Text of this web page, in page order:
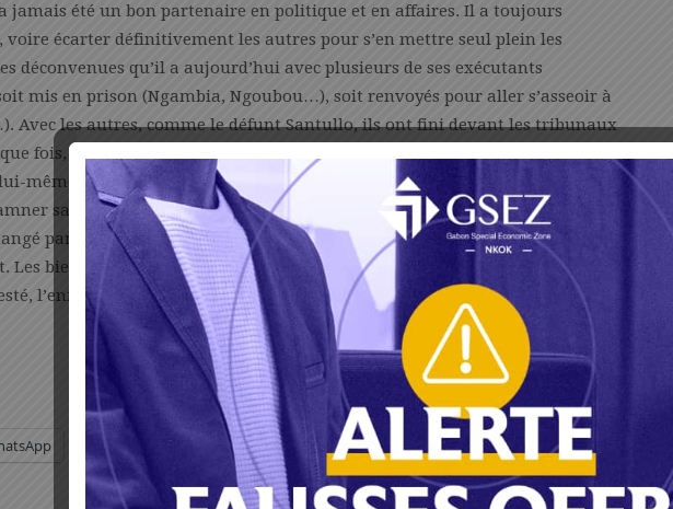
jamais été un bon partenaire en politique et en affaires. Il a toujours
écarter définitivement les autres pour s’en mettre seul plein les
déconvenues qu’il a aujourd’hui avec plusieurs de ses exécutants
mis en prison (Ngambia, Ngoubou…), soit renvoyés pour aller s’asseoir à
Avec les autres, comme le défunt Santullo, ils ont fini devant les tribunaux
fois, il n’a presque jamais gagné un seul procès. Même dans les procès
même ici à Libreville, où la justice lui appartient, il a du mal à fournir les
sans le moindre doute ses anciens hommes de main à qui il reproche
parfois sans se référer à lui. L’Etat, qu’il prend pour sa propriété privée,
Les biens sont immatriculés ou achetés au nom de l’Etat mais derrière se
l’enfant-roi illégitime Boa.
Imprimer